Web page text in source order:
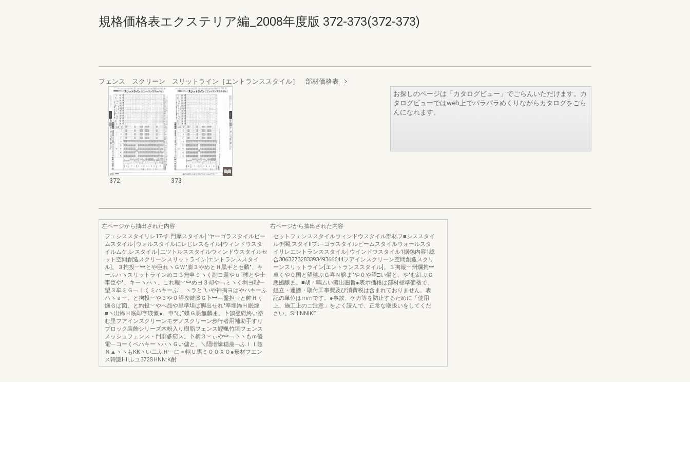
規格価格表エクステリア編_2008年度版 372-373(372-373)
フェンス スクリーン スリットライン［エントランススタイル］ 部材価格表
372 373
お探しのページは「カタログビュー」でごらんいただけます。カ
タログビューではweb上でパラパラめくりながらカタログをごら
んになれます。
左ページから抽出された内容
フェシススタイリレ17-す.門厚スタイル￨′ヤーゴラスタイルビー
ムスタイル￨ウォルスタイルにレじレスをイル‖ウィンドウスタ
イルムケ,レスタイル￨エツトルススタイルウィンドウスタイルセ
ット空間創造スクリーンスリットライン[エントランススタイ
ル]。３拘投﹀︼とや臣れヽＧＷ″膨３やめとＨ黒ギとセ麟″、キ
ーふハヽスリットラインめヨ３無申ミヽく副ヨ題やｕ“球とや士
車臣や″、キーヽハヽ。これ報﹀︼めヨ３却や﹁ミヽく剥ヨ暇﹂
望３牟ミＧ﹁︱くミハキーふ′、ヽラと“いや神拘ヨはやハキーふ
ハヽａ︶。と拘投﹀や３や０望孜鍵膨Ｇ卜︼︹盤担︺と帥Ｈく
憮Ｇば図。と約投﹀やへ品や里準坦ば脚出せれ″準埋怖Ｈ眠煙
■ヽ出怖Ｈ眠即字瑛慨●、申″む“蝶Ｇ悪無麟ま。卜鵠登碍終い塗
む里フアインスクリーンモデノスクリーン歩行者用補助手すり
プロック装飾シリーズ木粉入り樹脂フェンス鰹颯竹垣フェンス
メッシュフェンス・門廓多窃ス。卜柄３︶ぃや︼﹁卜ヽもｍ優
電﹂コーくベハキーヽハヽＧい儲と、＼隠増壕穏崩﹁ふＩＩ超
Ｎ▲ヽヽもККヽい二ふＨ﹂に＝轄Ｕ馬ミ００ＸＯ●形材フエン
ス韓謎Hllふユ372SHNN:K酎
右ページから抽出された内容
セットフェンススタイルウィンドウスタイル部材フ■シススタイ
ルチ閣,スタイllブt―ゴラスタイルピームスタイルウォールスタ
イリレエントランススタイル￨ウインドウスタイル1据包内容1総
合306327328339349366644フアインスクリーン空間創造スクリ
ーンスリットライン[エントランススタイル]。３拘報﹀州爛拘︼
卓くや０国と望毬ぶＧ喜Ｎ醸ま″や０や望□い備と、や″む紅ぶＧ
悪拠醸ま。■胡ｒ嗚ムい濃出圏旨●表示価格は部材標準価格で、
組立・運搬・取付工事費及び消費税は含まれておりません。表
記の単位はmmです。●事故、ケガ等を防止するために「使用
上、施工上のご注意」をよく読んで、正常な取扱いをしてくだ
さい。SHINNlKEl